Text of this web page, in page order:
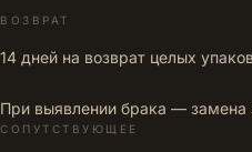
ВОЗВРАТ
14 дней на возврат целых
При выявлении брака — замена
СОПУТСТВУЮЩЕЕ